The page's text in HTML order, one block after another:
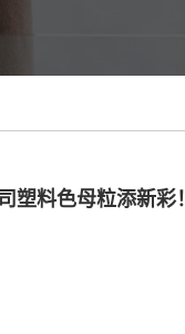
料色母粒添新彩！